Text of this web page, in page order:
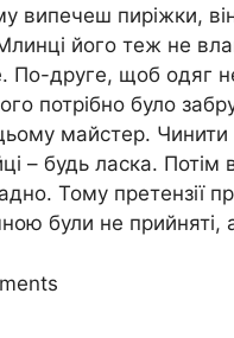
випечеш пиріжки,
його теж не
По-друге, щоб одяг
потрібно було
майстер.
– будь ласка. Потім
Тому претензії
були не прийняті,